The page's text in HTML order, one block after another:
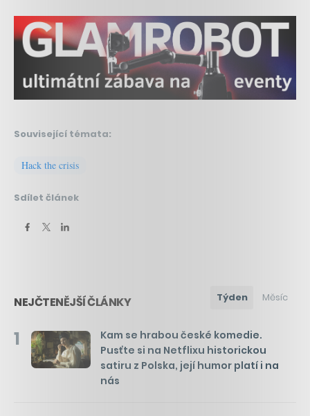
Související témata:
Hack the crisis
Sdílet článek
NEJČTENĚJŠÍ ČLÁNKY Týden Měsíc
1
Kam se hrabou české komedie.
Pusťte si na Netflixu historickou
satiru z Polska, její humor platí i na
nás